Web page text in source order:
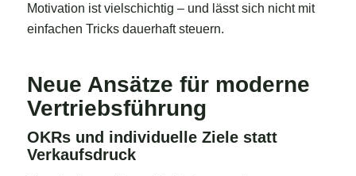
Motivation ist vielschichtig – und lässt sich nicht mit
einfachen Tricks dauerhaft steuern.
Neue Ansätze für moderne
Vertriebsführung
OKRs und individuelle Ziele statt
Verkaufsdruck